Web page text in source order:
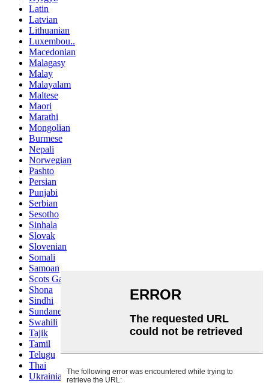
Latin
Latvian
Lithuanian
Luxembou..
Macedonian
Malagasy
Malay
Malayalam
Maltese
Maori
Marathi
Mongolian
Burmese
Nepali
Norwegian
Pashto
Persian
Punjabi
Serbian
Sesotho
Sinhala
Slovak
Slovenian
Somali
Samoan
Scots Gaelic
Shona
Sindhi
Sundanese
Swahili
Tajik
Tamil
Telugu
Thai
Ukrainian